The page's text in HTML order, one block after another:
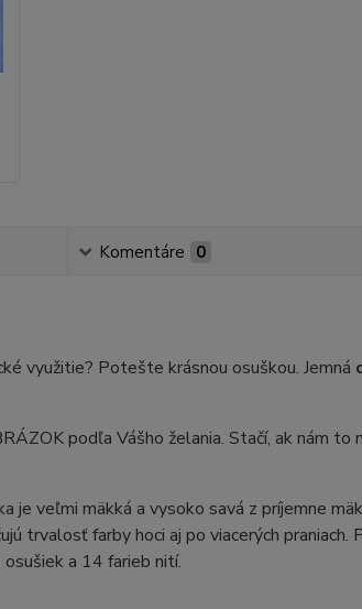
Komentáre 0
využitie? Potešte krásnou osuškou. Jemná
podľa Vášho želania. Stačí, ak nám to
veľmi mäkká a vysoko savá z príjemne
trvalosť farby hoci aj po viacerých praniach.
a 14 farieb nití.